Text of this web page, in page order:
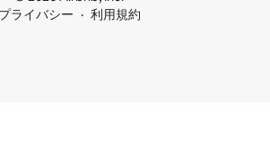
プライバシー
利用規約